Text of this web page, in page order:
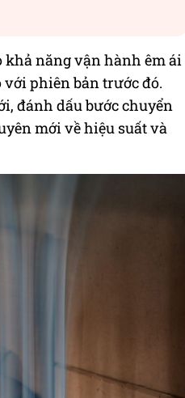
khả năng vận hành êm ái
với phiên bản trước đó.
đánh dấu bước chuyển
mới về hiệu suất và